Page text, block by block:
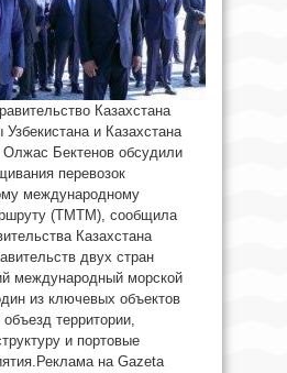
Казахстана
и Казахстана
Бектенов обсудили
перевозок
международному
(ТМТМ), сообщила
Казахстана
двух стран
международный морской
из ключевых объектов
территории,
и портовые
на Gazeta